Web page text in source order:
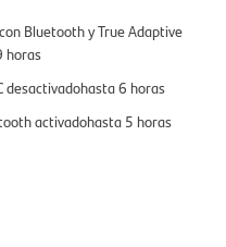
Bluetooth y True Adaptive
horas
desactivadohasta 6 horas
activadohasta 5 horas